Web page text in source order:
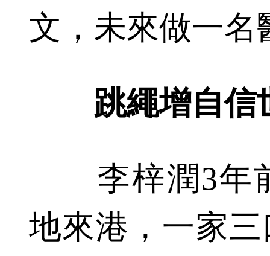
文，未來做一名
跳繩增自信
李梓潤3年前
地來港，一家